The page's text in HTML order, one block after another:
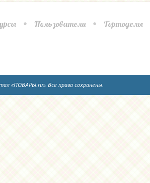
Пользователи Тортоделы
«ПОВАРЫ.ru». Все права сохранены.